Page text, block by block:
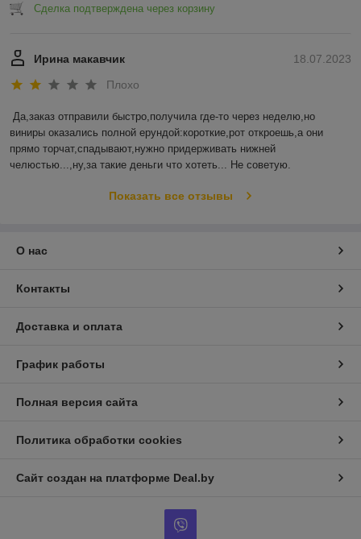
Сделка подтверждена через корзину
18.07.2023
Ирина макавчик
Плохо
Да,заказ отправили быстро,получила где-то через неделю,но
виниры оказались полной ерундой:короткие,рот откроешь,а они
прямо торчат,спадывают,нужно придерживать нижней
челюстью...,ну,за такие деньги что хотеть... Не советую.
Показать все отзывы
О нас
Контакты
Доставка и оплата
График работы
Полная версия сайта
Политика обработки cookies
Сайт создан на платформе Deal.by